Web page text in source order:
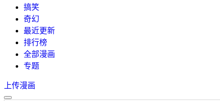
搞笑
奇幻
最近更新
排行榜
全部漫画
专题
上传漫画